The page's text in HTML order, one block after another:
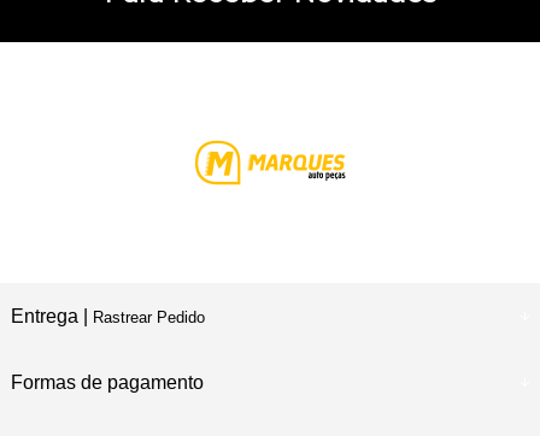
Entrega | Rastrear Pedido
Formas de pagamento